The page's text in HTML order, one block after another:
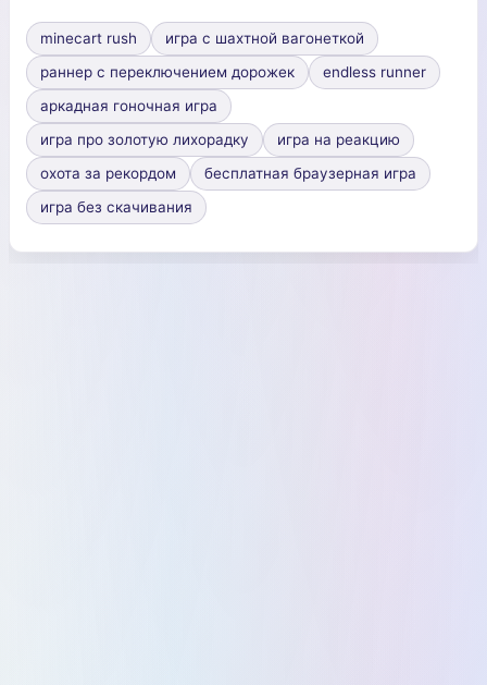
minecart rush
игра с шахтной вагонеткой
раннер с переключением дорожек
endless runner
аркадная гоночная игра
игра про золотую лихорадку
игра на реакцию
охота за рекордом
бесплатная браузерная игра
игра без скачивания